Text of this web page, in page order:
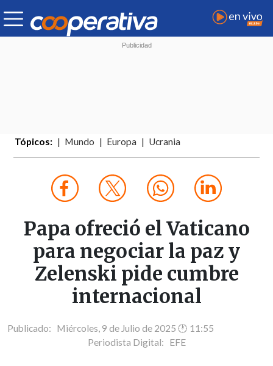
Tópicos: Mundo Europa Ucrania
Papa ofreció el Vaticano
para negociar la paz y
Zelenski pide cumbre
internacional
Publicado: Miércoles, 9 de Julio de 2025 🕐 11:55
Periodista Digital: EFE